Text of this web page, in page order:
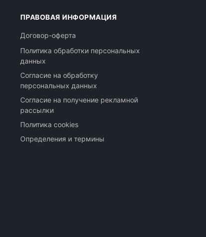
ПРАВОВАЯ ИНФОРМАЦИЯ
Договор-оферта
Политика обработки персональных
данных
Согласие на обработку
персональных данных
Согласие на получение рекламной
рассылки
Политика cookies
Определения и термины